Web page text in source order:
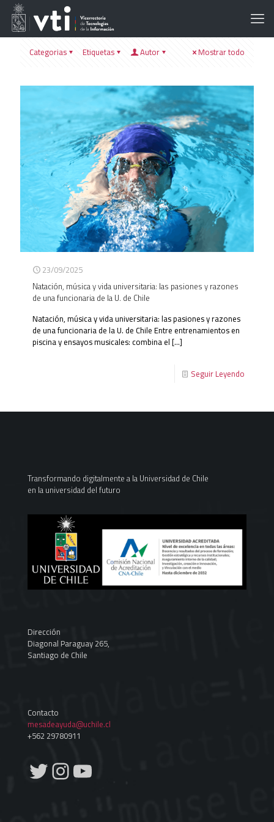
Categorias Etiquetas Autor Mostrar todo
23/09/2025
Natación, música y vida universitaria: las pasiones y razones
de una funcionaria de la U. de Chile
Natación, música y vida universitaria: las pasiones y razones
de una funcionaria de la U. de Chile Entre entrenamientos en
piscina y ensayos musicales: combina el[…]
Seguir Leyendo
Transformando digitalmente a la Universidad de Chile
en la universidad del futuro
Dirección
Diagonal Paraguay 265,
Santiago de Chile
Contacto
mesadeayuda@uchile.cl
+562 29780911
Twitter
Instagram
YouTube